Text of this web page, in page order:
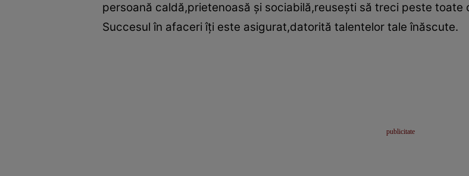
persoană caldă,prietenoasă şi sociabilă,reuseşti să treci peste
Succesul în afaceri îţi este asigurat,datorită talentelor tale înăscute.